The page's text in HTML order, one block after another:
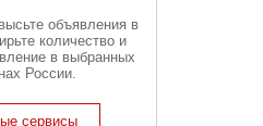
объявления в
количество и
в выбранных
России.
сервисы